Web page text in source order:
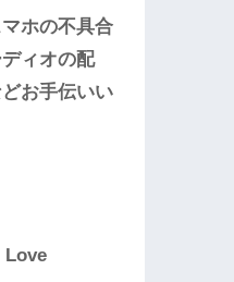
ホの不具合
ィオの配
お手伝いい
Love